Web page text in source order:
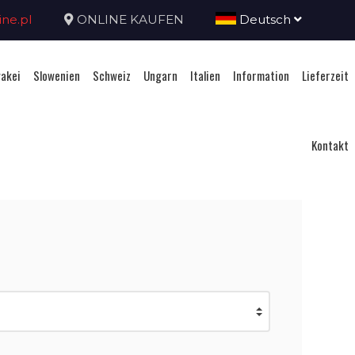
ONLINE KAUFEN Deutsch
Slowenien Schweiz Ungarn Italien Information Lieferzeit
Kontakt